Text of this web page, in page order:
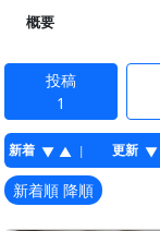
概要
投稿
1
新着 ▼ ▲ | 更新 ▼
新着順 降順